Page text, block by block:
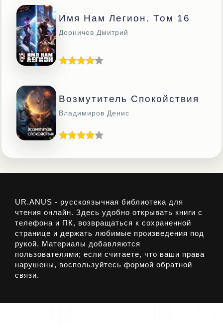
Имя Нам Легион. Том 16
Дорничев Дмитрий
Возмутитель Спокойствия
Владимиров Денис
UR.ANUS - русскоязычная библиотека для
чтения онлайн. Здесь удобно открывать книги с
телефона и ПК, возвращаться к сохраненной
странице и держать любимые произведения под
рукой. Материалы добавляются
пользователями; если считаете, что ваши права
нарушены, воспользуйтесь формой обратной
связи.